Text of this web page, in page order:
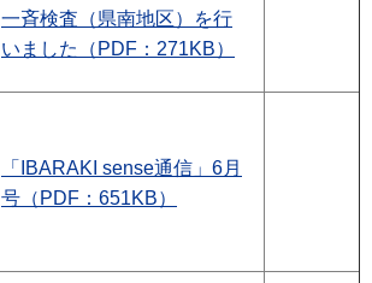
一斉検査（県南地区）を行
いました（PDF：271KB）
「IBARAKI sense通信」6月
号（PDF：651KB）